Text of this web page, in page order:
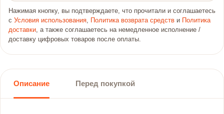
Нажимая кнопку, вы подтверждаете, что прочитали и соглашаетесь
с Условия использования, Политика возврата средств и
Политика
доставки, а также соглашаетесь на немедленное исполнение /
доставку цифровых товаров после оплаты.
Описание Перед покупкой